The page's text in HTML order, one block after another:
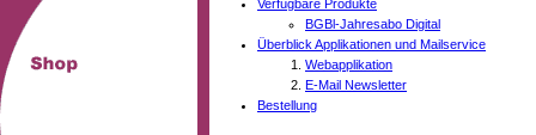
Verfügbare Produkte
BGBl-Jahresabo Digital
Überblick Applikationen und Mailservice
Webapplikation
E-Mail Newsletter
Bestellung